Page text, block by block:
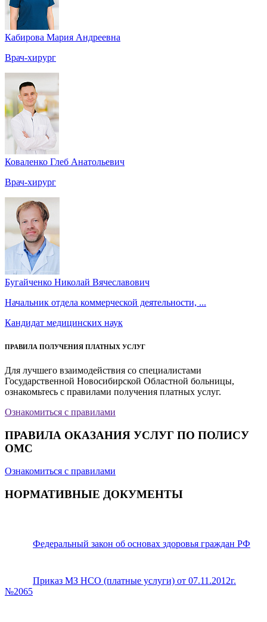
Кабирова Мария Андреевна
Врач-хирург
Коваленко Глеб Анатольевич
Врач-хирург
Бугайченко Николай Вячеславович
Начальник отдела коммерческой деятельности, ...
Кандидат медицинских наук
ПРАВИЛА ПОЛУЧЕНИЯ ПЛАТНЫХ УСЛУГ
Для лучшего взаимодействия со специалистами
Государственной Новосибирской Областной больницы,
ознакомьтесь с правилами получения платных услуг.
Ознакомиться с правилами
ПРАВИЛА ОКАЗАНИЯ УСЛУГ ПО ПОЛИСУ
ОМС
Ознакомиться с правилами
НОРМАТИВНЫЕ ДОКУМЕНТЫ
Федеральный закон об основах здоровья граждан РФ
Приказ МЗ НСО (платные услуги) от 07.11.2012г.
№2065